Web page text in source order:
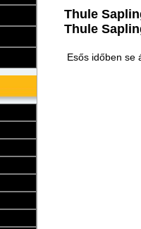
Thule
Thule
Esős időben se